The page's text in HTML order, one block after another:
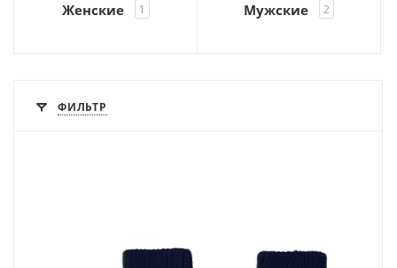
Женские 1 Мужские 2
ФИЛЬТР